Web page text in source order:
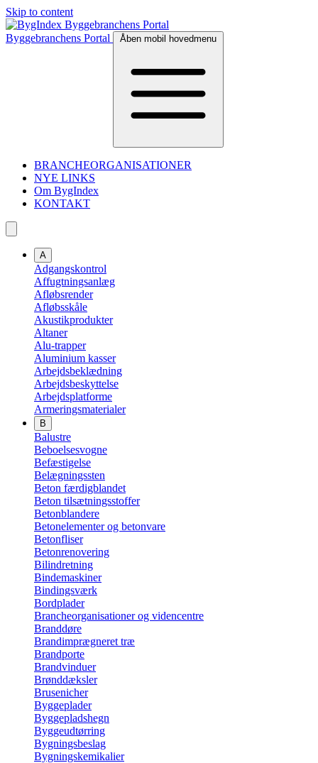
Skip to content
Byggebranchens Portal Åben mobil hovedmenu
BRANCHEORGANISATIONER
NYE LINKS
Om BygIndex
KONTAKT
A
Adgangskontrol
Affugtningsanlæg
Afløbsrender
Afløbsskåle
Akustikprodukter
Altaner
Alu-trapper
Aluminium kasser
Arbejdsbeklædning
Arbejdsbeskyttelse
Arbejdsplatforme
Armeringsmaterialer
B
Balustre
Beboelsesvogne
Befæstigelse
Belægningssten
Beton færdigblandet
Beton tilsætningsstoffer
Betonblandere
Betonelementer og betonvare
Betonfliser
Betonrenovering
Bilindretning
Bindemaskiner
Bindingsværk
Bordplader
Brancheorganisationer og videncentre
Branddøre
Brandimprægneret træ
Brandporte
Brandvinduer
Brønddæksler
Brusenicher
Byggeplader
Byggepladshegn
Byggeudtørring
Bygningsbeslag
Bygningskemikalier